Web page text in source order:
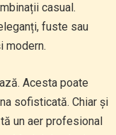
casual.
fuste sau
modern.
Acesta poate
sofisticată. Chiar și
un aer profesional